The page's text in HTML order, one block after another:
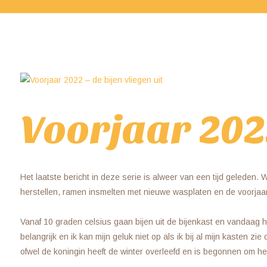
Voorjaar
Het laatste bericht in deze serie is alweer van een tijd geleden.
herstellen, ramen insmelten met nieuwe wasplaten en de
Vanaf 10 graden celsius gaan bijen uit de bijenkast en vandaag
belangrijk en ik kan mijn geluk niet op als ik bij al mijn kasten
ofwel de koningin heeft de winter overleefd en is begonnen om